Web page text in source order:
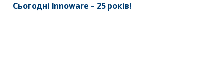
Сьогодні Innoware – 25 років!